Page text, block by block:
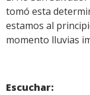
tomó esta
estamos al
momento lluvias
Escuchar: